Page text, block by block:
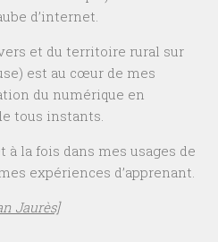
d’internet.
et du territoire rural sur
est au cœur de mes
du numérique en
tous instants.
à la fois dans mes usages de
expériences d’apprenant.
Jaurès]